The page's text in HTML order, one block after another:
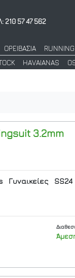
210 57 47 562
ΟΡΕΙΒΑΣΙΑ RUNNING
HAVAIANAS
3.2mm
Γυναικείες SS24